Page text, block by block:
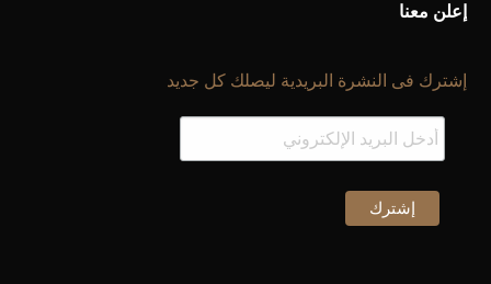
إعلن معنا
إشترك فى النشرة البريدية ليصلك كل جديد